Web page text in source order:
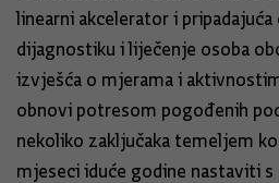
linearni akcelerator i
dijagnostiku i liječenje osoba
izvješća o mjerama i
obnovi potresom pogođenih
nekoliko zaključaka temeljem
mjeseci iduće godine nastaviti